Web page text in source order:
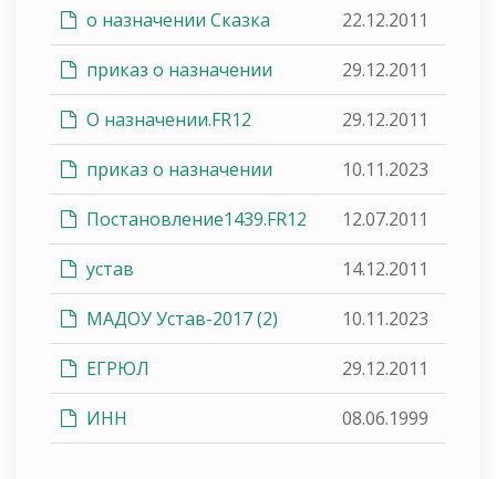
о назначении Сказка 22.12.2011
приказ о назначении 29.12.2011
О назначении.FR12 29.12.2011
приказ о назначении 10.11.2023
Постановление1439.FR12 12.07.2011
устав 14.12.2011
МАДОУ Устав-2017 (2) 10.11.2023
ЕГРЮЛ 29.12.2011
ИНН 08.06.1999